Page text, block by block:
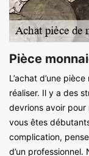
Pièce
L’achat d’une
réaliser. Il y a des
devrions avoir pour
vous êtes
complication,
d’un